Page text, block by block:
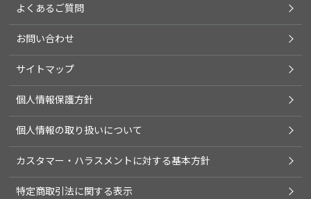
よくあるご質問
お問い合わせ
サイトマップ
個人情報保護方針
個人情報の取り扱いについて
カスタマー・ハラスメントに対する基本方針
特定商取引法に関する表示